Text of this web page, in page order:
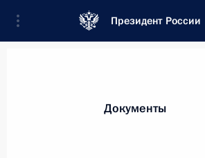
Президент России
Все поручения
Документы